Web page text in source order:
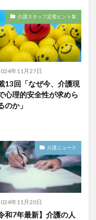
介護スタッフ定着ヒント集
年11月27日
13回「なぜ今、介護現
心理的安全性が求めら
のか」
介護ニュース
年11月20日
和7年最新】介護の人
消毒液
介護福祉国家試験
皮膚炎
福祉法人フラワー園
ンゲージメント
ニン
カンテレ
キャンペーン
和泉
ネクト